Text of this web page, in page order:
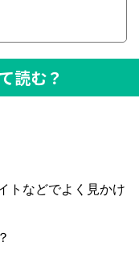
読む？
トなどでよく見かけ